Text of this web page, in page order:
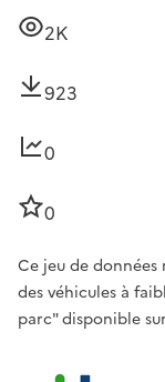
2K
923
0
0
Ce jeu de
des véhicules à
parc" disponible